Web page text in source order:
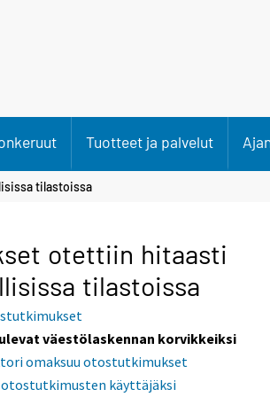
Tuotteet ja palvelut
tilastoissa
otettiin hitaasti
tilastoissa
väestölaskennan korvikkeiksi
omaksuu otostutkimukset
otostutkimusten käyttäjäksi